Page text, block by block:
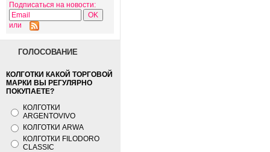
Подписаться на новости:
или
ГОЛОСОВАНИЕ
КОЛГОТКИ КАКОЙ ТОРГОВОЙ
МАРКИ ВЫ РЕГУЛЯРНО
ПОКУПАЕТЕ?
КОЛГОТКИ
ARGENTOVIVO
КОЛГОТКИ ARWA
КОЛГОТКИ FILODORO
CLASSIC